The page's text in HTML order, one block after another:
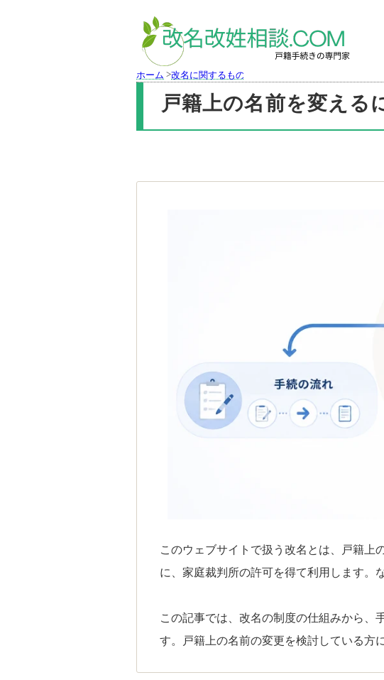
ホーム >改名に関するもの
戸籍上の名前を変える
このウェブサイトで扱う改名とは、戸籍上
に、家庭裁判所の許可を得て利用します。な
この記事では、改名の制度の仕組みから、
す。戸籍上の名前の変更を検討している方